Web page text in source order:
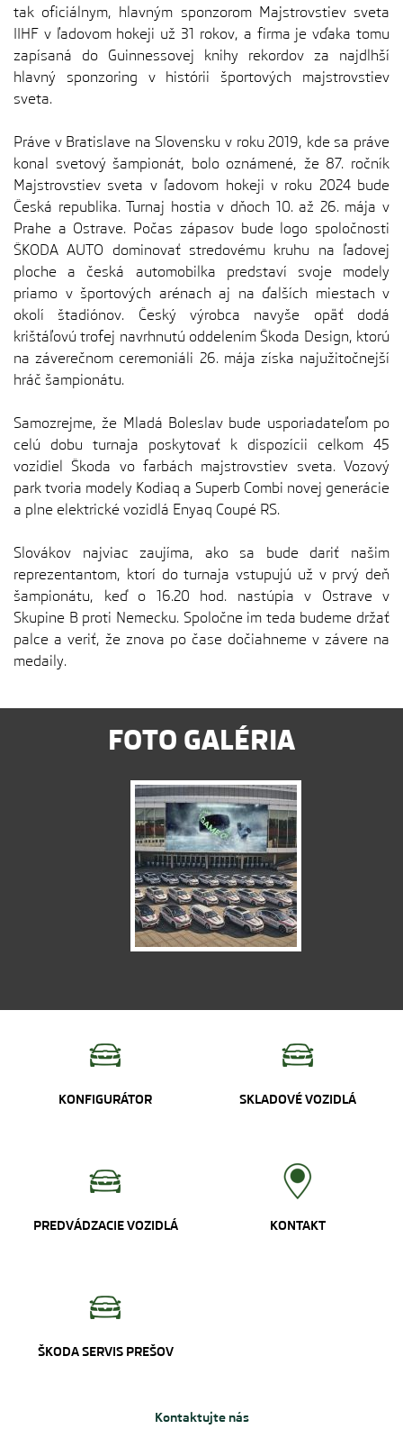
tak oficiálnym, hlavným sponzorom Majstrovstiev sveta
IIHF v ľadovom hokeji už 31 rokov, a firma je vďaka tomu
zapísaná do Guinnessovej knihy rekordov za najdlhší
hlavný sponzoring v histórii športových majstrovstiev
sveta.
Práve v Bratislave na Slovensku v roku 2019, kde sa práve
konal svetový šampionát, bolo oznámené, že 87. ročník
Majstrovstiev sveta v ľadovom hokeji v roku 2024 bude
Česká republika. Turnaj hostia v dňoch 10. až 26. mája v
Prahe a Ostrave. Počas zápasov bude logo spoločnosti
ŠKODA AUTO dominovať stredovému kruhu na ľadovej
ploche a česká automobilka predstaví svoje modely
priamo v športových arénach aj na ďalších miestach v
okolí štadiónov. Český výrobca navyše opäť dodá
krištáľovú trofej navrhnutú oddelením Škoda Design, ktorú
na záverečnom ceremoniáli 26. mája získa najužitočnejší
hráč šampionátu.
Samozrejme, že Mladá Boleslav bude usporiadateľom po
celú dobu turnaja poskytovať k dispozícii celkom 45
vozidiel Škoda vo farbách majstrovstiev sveta. Vozový
park tvoria modely Kodiaq a Superb Combi novej generácie
a plne elektrické vozidlá Enyaq Coupé RS.
Slovákov najviac zaujíma, ako sa bude dariť našim
reprezentantom, ktorí do turnaja vstupujú už v prvý deň
šampionátu, keď o 16.20 hod. nastúpia v Ostrave v
Skupine B proti Nemecku. Spoločne im teda budeme držať
palce a veriť, že znova po čase dočiahneme v závere na
medaily.
FOTO GALÉRIA
KONFIGURÁTOR SKLADOVÉ VOZIDLÁ
PREDVÁDZACIE VOZIDLÁ KONTAKT
ŠKODA SERVIS PREŠOV
Kontaktujte nás